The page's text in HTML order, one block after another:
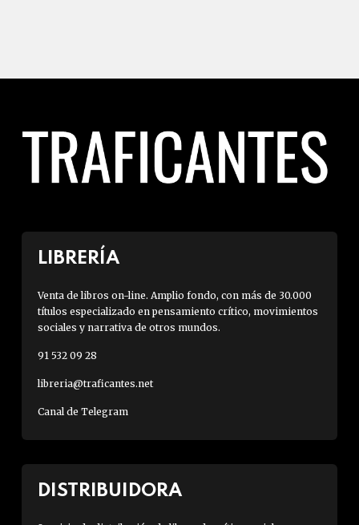
LIBRERÍA
Venta de libros on-line. Amplio fondo, con más de 30.000
títulos especializado en pensamiento crítico, movimientos
sociales y narrativa de otros mundos.
91 532 09 28
libreria@traficantes.net
Canal de Telegram
DISTRIBUIDORA